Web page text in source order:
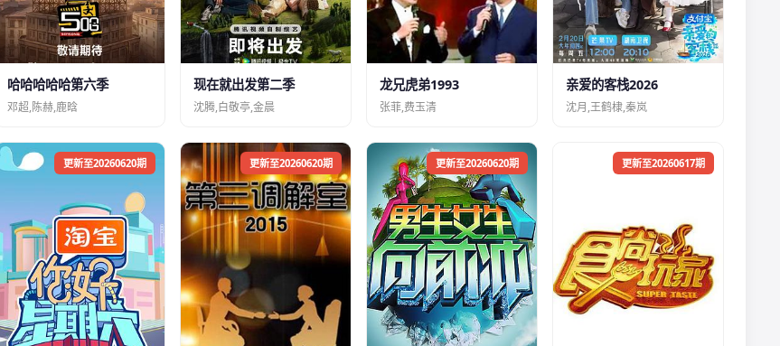
哈哈哈哈哈第六季
邓超,陈赫,鹿晗
现在就出发第二季
沈腾,白敬亭,金晨
龙兄虎弟1993
张菲,费玉清
亲爱的客栈2026
沈月,王鹤棣,秦岚
更新至20260620期 更新至20260620期 更新至20260620期 更新至20260617期